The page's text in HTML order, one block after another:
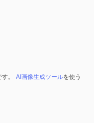
。 AI画像生成ツールを使う